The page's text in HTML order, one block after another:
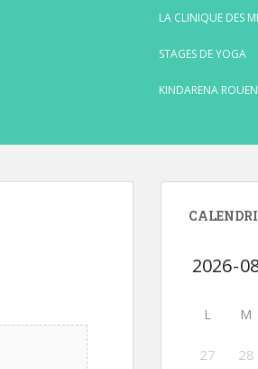
LA CLINIQUE DES
STAGES DE YOGA
KINDARENA ROUEN
L M
27 28